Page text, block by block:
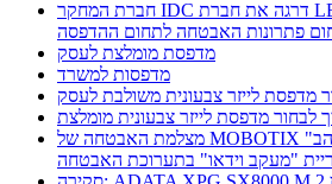
חברת המחקר IDC דרגה את חברת LEXMARK כמובילה
פתרונות האבטחה לתחום ההדפסה
מדפסת מומלצת לעסק
מדפסות למשרד
מדפסת לייזר צבעונית משולבת לעסק
לבחור מדפסת לייזר צבעונית מומלצת
מצלמת האבטחה של MOBOTIX זכתה בפרס "מגן הזהב"